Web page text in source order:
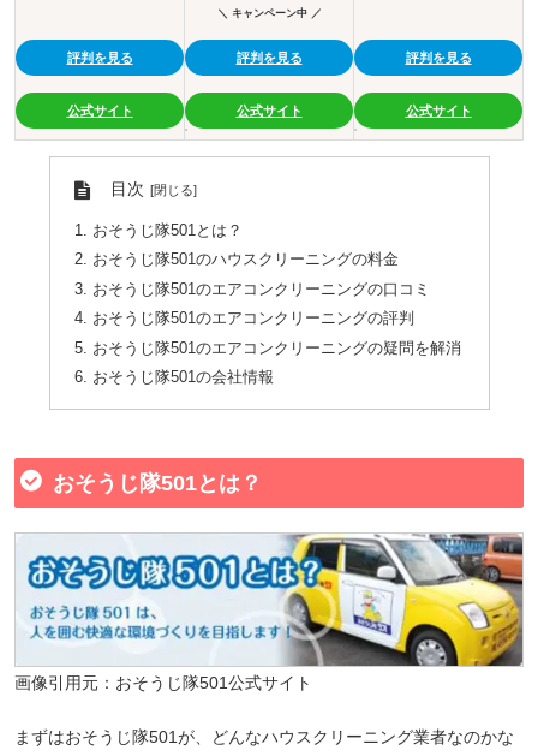
＼ キャンペーン中 ／
評判を見る 評判を見る 評判を見る
公式サイト 公式サイト 公式サイト
目次
おそうじ隊501とは？
おそうじ隊501のハウスクリーニングの料金
おそうじ隊501のエアコンクリーニングの口コミ
おそうじ隊501のエアコンクリーニングの評判
おそうじ隊501のエアコンクリーニングの疑問を解消
おそうじ隊501の会社情報
おそうじ隊501とは？
画像引用元：おそうじ隊501公式サイト
まずはおそうじ隊501が、どんなハウスクリーニング業者なのかな